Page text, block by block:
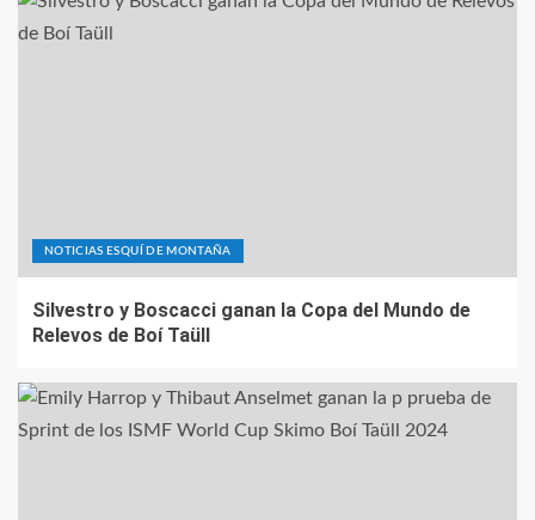
NOTICIAS ESQUÍ DE MONTAÑA
Silvestro y Boscacci ganan la Copa del Mundo de
Relevos de Boí Taüll